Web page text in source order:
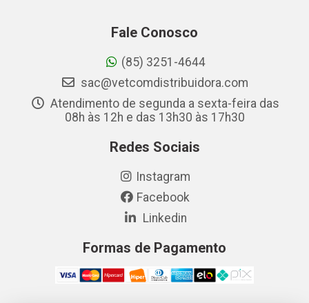
Fale Conosco
(85) 3251-4644
sac@vetcomdistribuidora.com
Atendimento de segunda a sexta-feira das
08h às 12h e das 13h30 às 17h30
Redes Sociais
Instagram
Facebook
Linkedin
Formas de Pagamento